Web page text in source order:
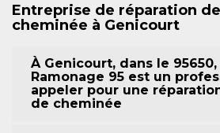
Entreprise de réparation
cheminée à Genicourt
À Genicourt, dans le 95650,
Ramonage 95 est un
appeler pour une
de cheminée